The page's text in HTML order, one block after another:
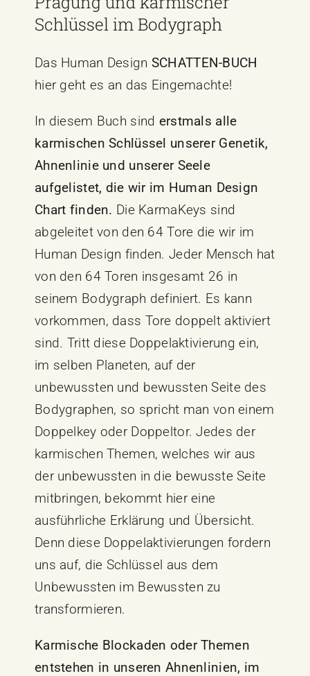
Schlüssel im Bodygraph
Das Human Design SCHATTEN-BUCH
hier geht es an das Eingemachte!
In diesem Buch sind erstmals alle
karmischen Schlüssel unserer Genetik,
Ahnenlinie und unserer Seele
aufgelistet, die wir im Human Design
Chart finden. Die KarmaKeys sind
abgeleitet von den 64 Tore die wir im
Human Design finden. Jeder Mensch hat
von den 64 Toren insgesamt 26 in
seinem Bodygraph definiert. Es kann
vorkommen, dass Tore doppelt aktiviert
sind. Tritt diese Doppelaktivierung ein,
im selben Planeten, auf der
unbewussten und bewussten Seite des
Bodygraphen, so spricht man von einem
Doppelkey oder Doppeltor. Jedes der
karmischen Themen, welches wir aus
der unbewussten in die bewusste Seite
mitbringen, bekommt hier eine
ausführliche Erklärung und Übersicht.
Denn diese Doppelaktivierungen fordern
uns auf, die Schlüssel aus dem
Unbewussten im Bewussten zu
transformieren.
Karmische Blockaden oder Themen
entstehen in unseren Ahnenlinien, im